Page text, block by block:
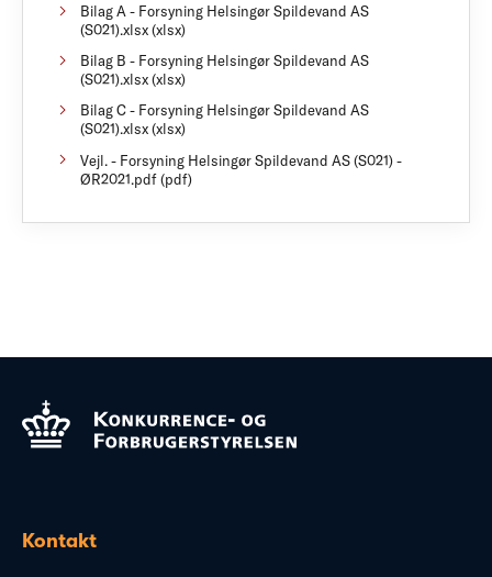
Bilag A - Forsyning Helsingør Spildevand AS
(S021).xlsx (xlsx)
Bilag B - Forsyning Helsingør Spildevand AS
(S021).xlsx (xlsx)
Bilag C - Forsyning Helsingør Spildevand AS
(S021).xlsx (xlsx)
Vejl. - Forsyning Helsingør Spildevand AS (S021) -
ØR2021.pdf (pdf)
Kontakt